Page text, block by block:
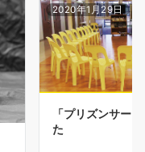
2020年1月29日
「プリズンサー
た